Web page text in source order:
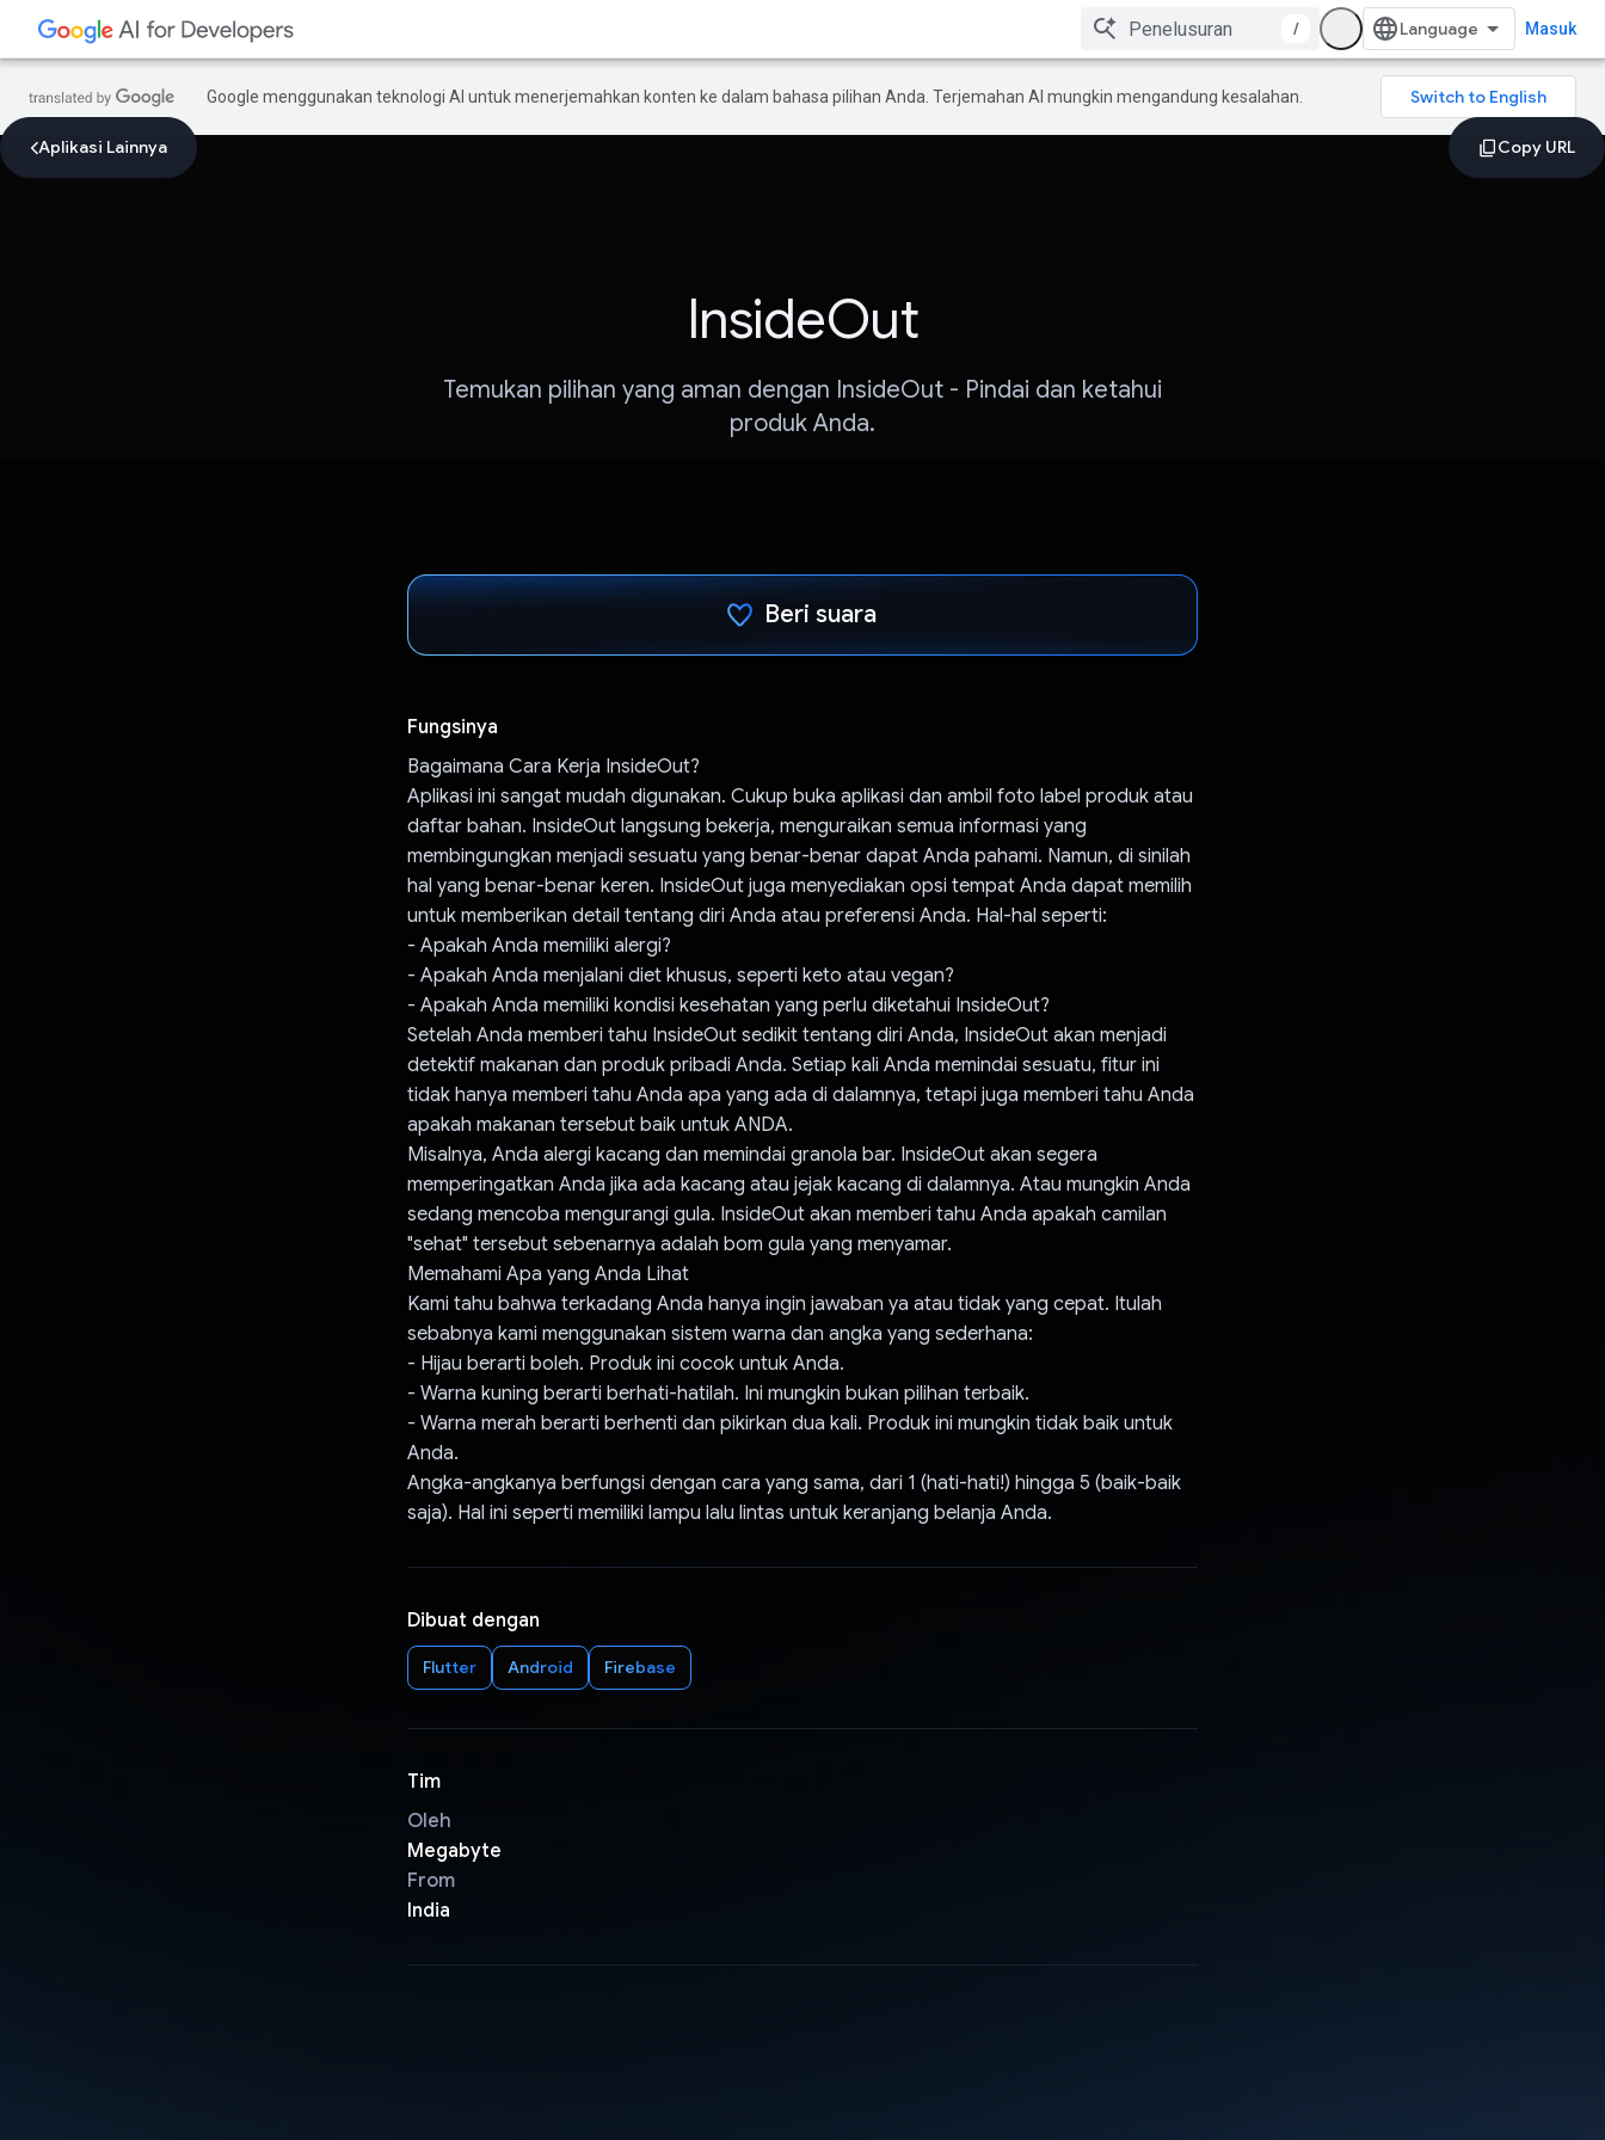
/ Masuk
Google menggunakan teknologi AI untuk menerjemahkan konten ke dalam bahasa pilihan Anda. Terjemahan AI mungkin mengandung kesalahan.
Aplikasi Lainnya
InsideOut
Temukan pilihan yang aman dengan InsideOut - Pindai dan ketahui
produk Anda.
Beri suara
Fungsinya
Bagaimana Cara Kerja InsideOut?
Aplikasi ini sangat mudah digunakan. Cukup buka aplikasi dan ambil foto label produk atau
daftar bahan. InsideOut langsung bekerja, menguraikan semua informasi yang
membingungkan menjadi sesuatu yang benar-benar dapat Anda pahami. Namun, di sinilah
hal yang benar-benar keren. InsideOut juga menyediakan opsi tempat Anda dapat memilih
untuk memberikan detail tentang diri Anda atau preferensi Anda. Hal-hal seperti:
- Apakah Anda memiliki alergi?
- Apakah Anda menjalani diet khusus, seperti keto atau vegan?
- Apakah Anda memiliki kondisi kesehatan yang perlu diketahui InsideOut?
Setelah Anda memberi tahu InsideOut sedikit tentang diri Anda, InsideOut akan menjadi
detektif makanan dan produk pribadi Anda. Setiap kali Anda memindai sesuatu, fitur ini
tidak hanya memberi tahu Anda apa yang ada di dalamnya, tetapi juga memberi tahu Anda
apakah makanan tersebut baik untuk ANDA.
Misalnya, Anda alergi kacang dan memindai granola bar. InsideOut akan segera
memperingatkan Anda jika ada kacang atau jejak kacang di dalamnya. Atau mungkin Anda
sedang mencoba mengurangi gula. InsideOut akan memberi tahu Anda apakah camilan
"sehat" tersebut sebenarnya adalah bom gula yang menyamar.
Memahami Apa yang Anda Lihat
Kami tahu bahwa terkadang Anda hanya ingin jawaban ya atau tidak yang cepat. Itulah
sebabnya kami menggunakan sistem warna dan angka yang sederhana:
- Hijau berarti boleh. Produk ini cocok untuk Anda.
- Warna kuning berarti berhati-hatilah. Ini mungkin bukan pilihan terbaik.
- Warna merah berarti berhenti dan pikirkan dua kali. Produk ini mungkin tidak baik untuk
Anda.
Angka-angkanya berfungsi dengan cara yang sama, dari 1 (hati-hati!) hingga 5 (baik-baik
saja). Hal ini seperti memiliki lampu lalu lintas untuk keranjang belanja Anda.
Dibuat dengan
Flutter Android Firebase
Tim
Oleh
Megabyte
From
India